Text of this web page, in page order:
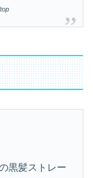
黒髪ストレー